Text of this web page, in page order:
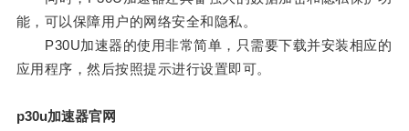
能，可以保障用户的网络安全和隐私。
P30U加速器的使用非常简单，只需要下载并安装相应的
应用程序，然后按照提示进行设置即可。
p30u加速器官网